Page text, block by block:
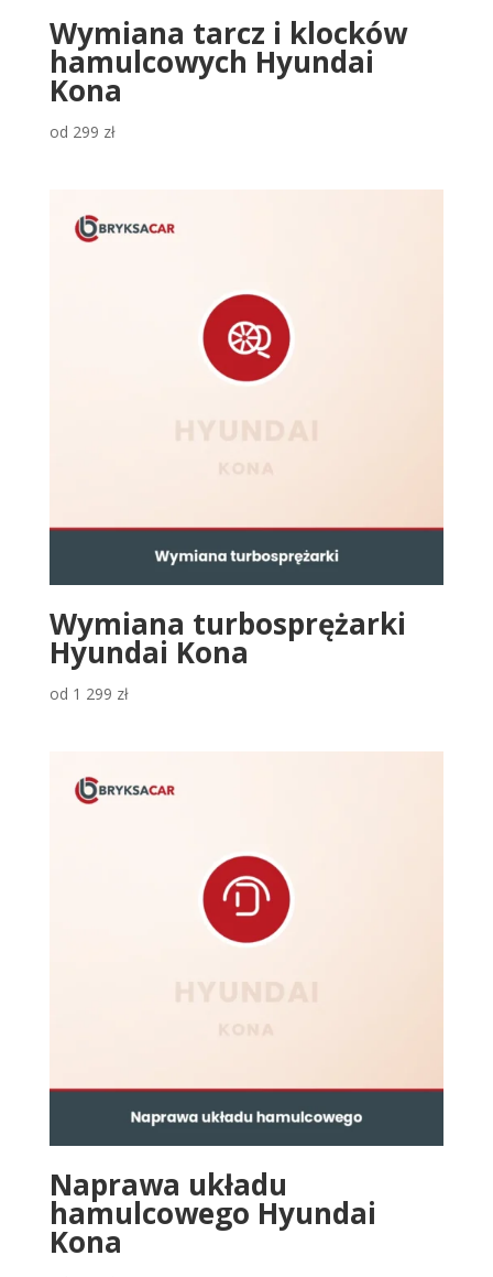
Wymiana tarcz i klocków
hamulcowych Hyundai
Kona
od 299 zł
Wymiana turbosprężarki
Hyundai Kona
od 1 299 zł
Naprawa układu
hamulcowego Hyundai
Kona